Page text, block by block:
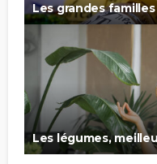
Les grandes
Les légumes,